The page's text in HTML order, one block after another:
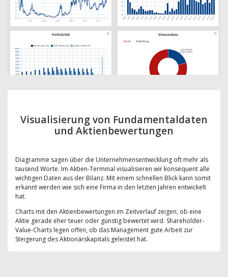
Visualisierung von Fundamentaldaten
und Aktienbewertungen
Diagramme sagen über die Unternehmensentwicklung oft mehr als
tausend Worte. Im Aktien-Terminal visualisieren wir konsequent alle
wichtigen Daten aus der Bilanz. Mit einem schnellen Blick kann somit
erkannt werden wie sich eine Firma in den letzten Jahren entwickelt
hat.
Charts mit den Aktienbewertungen im Zeitverlauf zeigen, ob eine
Aktie gerade eher teuer oder günstig bewertet wird. Shareholder-
Value-Charts legen offen, ob das Management gute Arbeit zur
Steigerung des Aktionärskapitals geleistet hat.